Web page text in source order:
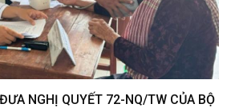
NGHỊ QUYẾT 72-NQ/TW CỦA BỘ